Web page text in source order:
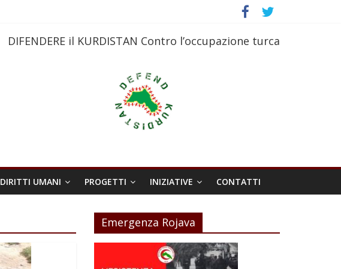
DIFENDERE il KURDISTAN Contro l’occupazione turca
DIRITTI UMANI PROGETTI INIZIATIVE CONTATTI
Emergenza Rojava